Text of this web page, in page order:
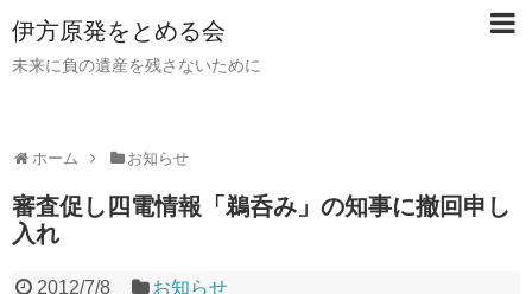
伊方原発をとめる会
未来に負の遺産を残さないために
ホーム お知らせ
審査促し四電情報「鵜呑み」の知事に撤回申し
入れ
2012/7/8 お知らせ